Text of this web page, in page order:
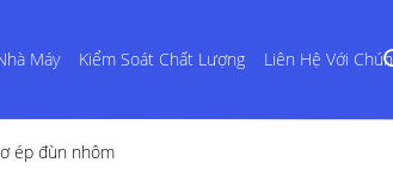
Máy Kiểm Soát Chất Lượng Liên Hệ Với
ép đùn nhôm